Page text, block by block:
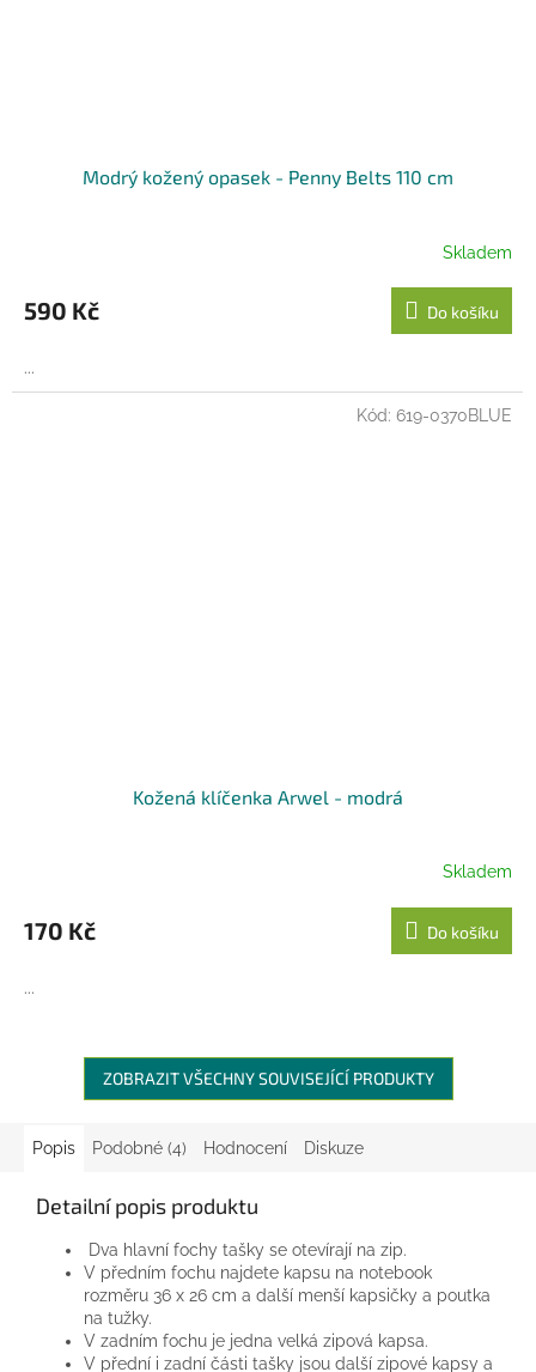
Modrý kožený opasek - Penny Belts 110 cm
Skladem
590 Kč Do košíku
...
Kožená klíčenka Arwel - modrá
Skladem
170 Kč Do košíku
...
Kód: 619-0370BLUE
ZOBRAZIT VŠECHNY SOUVISEJÍCÍ PRODUKTY
Popis Podobné (4) Hodnocení Diskuze
Detailní popis produktu
Dva hlavní fochy tašky se otevírají na zip.
V předním fochu najdete kapsu na notebook
rozměru 36 x 26 cm a další menší kapsičky a poutka
na tužky.
V zadním fochu je jedna velká zipová kapsa.
V přední i zadní části tašky jsou další zipové kapsy a